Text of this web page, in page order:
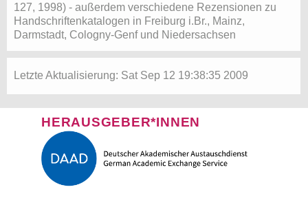
127, 1998) - außerdem verschiedene Rezensionen zu
Handschriftenkatalogen in Freiburg i.Br., Mainz,
Darmstadt, Cologny-Genf und Niedersachsen
Letzte Aktualisierung: Sat Sep 12 19:38:35 2009
HERAUSGEBER*INNEN